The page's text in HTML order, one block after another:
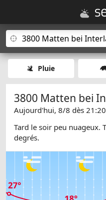
Pluie
3800 Matten bei
Aujourd'hui, 8/8 dès 21:20
Tard le soir peu nuageux.
degrés.